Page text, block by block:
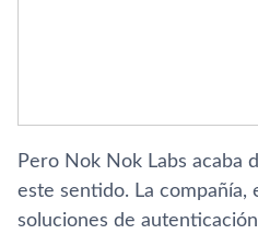
Pero Nok Nok Labs acaba
este sentido. La compañía,
soluciones de